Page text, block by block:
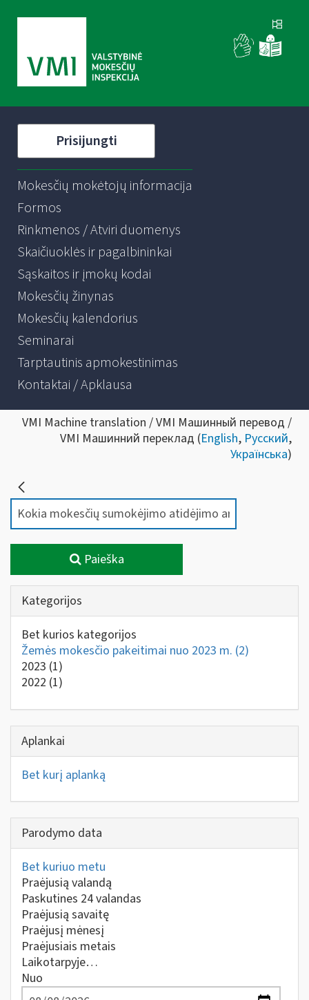
Prisijungti
Mokesčių mokėtojų informacija
Formos
Rinkmenos / Atviri duomenys
Skaičiuoklės ir pagalbininkai
Sąskaitos ir įmokų kodai
Mokesčių žinynas
Mokesčių kalendorius
Seminarai
Tarptautinis apmokestinimas
Kontaktai / Apklausa
VMI Machine translation / VMI Машинный перевод /
VMI Машинний переклад (English, Русский,
Українська)
Paieška
Kategorijos
Bet kurios kategorijos
Žemės mokesčio pakeitimai nuo 2023 m. (2)
2023 (1)
2022 (1)
Aplankai
Bet kurį aplanką
Parodymo data
Bet kuriuo metu
Praėjusią valandą
Paskutines 24 valandas
Praėjusią savaitę
Praėjusį mėnesį
Praėjusiais metais
Laikotarpyje…
Nuo